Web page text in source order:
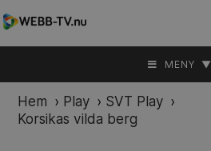
MENY ▼
Hem › Play › SVT Play ›
Korsikas vilda berg